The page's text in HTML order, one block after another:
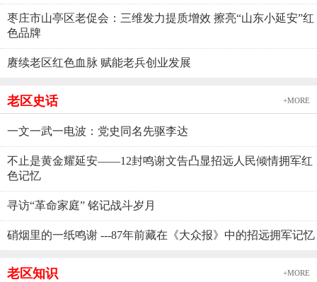
枣庄市山亭区老促会：三维发力提质增效 擦亮“山东小延安”红
色品牌
赓续老区红色血脉 赋能老兵创业发展
老区史话 +MORE
一文一武一电波：党史同名先驱李达
不止是黄金耀延安——12封鸣谢文告凸显招远人民倾情拥军红
色记忆
寻访“革命家庭” 铭记战斗岁月
硝烟里的一纸鸣谢 ---87年前藏在《大众报》中的招远拥军记忆
老区知识 +MORE